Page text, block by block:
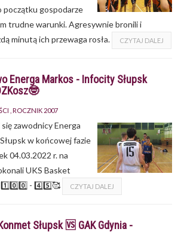
początku gospodarze
trudne warunki. Agresywnie bronili i
minutą ich przewaga rosła.
CZYTAJ DALEJ
Energa Markos - Infocity Słupsk
ROCZNIK 2007
zawodnicy Energa
w końcowej fazie
04.03.2022 r. na
UKS Basket
- 4️⃣5️⃣🥰
CZYTAJ DALEJ
Słupsk 🆚 GAK Gdynia -